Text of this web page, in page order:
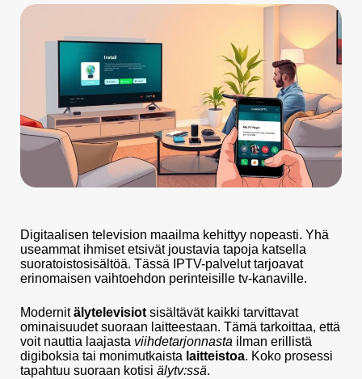
Digitaalisen television maailma kehittyy nopeasti. Yhä
useammat ihmiset etsivät joustavia tapoja katsella
suoratoistosisältöä. Tässä IPTV-palvelut tarjoavat
erinomaisen vaihtoehdon perinteisille tv-kanaville.
Modernitälytelevisiot sisältävät kaikki tarvittavat
ominaisuudet suoraan laitteestaan. Tämä tarkoittaa, että
voit nauttia laajasta viihdetarjonnasta ilman erillistä
digiboksia tai monimutkaista laitteistoa. Koko prosessi
tapahtuu suoraan kotisi älytv:ssä.